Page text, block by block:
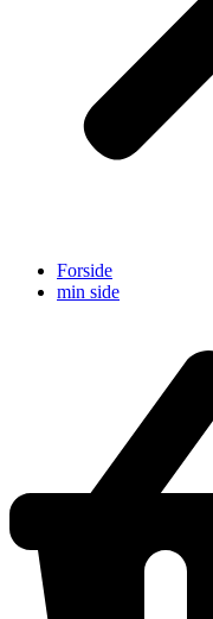
Forside
min side